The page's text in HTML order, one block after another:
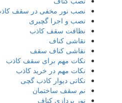
نصب نور مخفی در سقف
نصب و اجرا گچبری
نظافت سقف کاذب
نقاشی کناف
نقاشی کناف سقف
نکات مهم برای سقف کاذب
نکات مهم در خرید کاذب
نکاتی دیوار کاذب گچی
نم سقف ساختمان
نور پردازی کناف